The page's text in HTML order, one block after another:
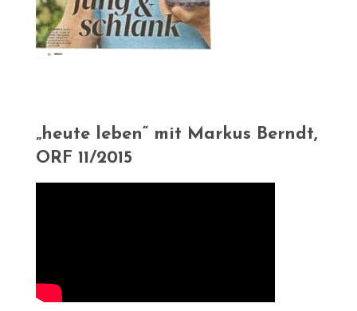
„heute leben“ mit Markus Berndt,
ORF 11/2015